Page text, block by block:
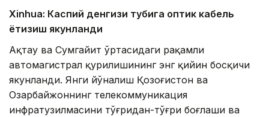
Xinhuа: Каспий денгизи тубига оптик кабель
ётқизиш якунланди
Ақтау ва Сумгайит ўртасидаги рақамли
автомагистрал қурилишининг энг қийин босқичи
якунланди. Янги йўналиш Қозоғистон ва
Озарбайжоннинг телекоммуникация
инфратузилмасини тўғридан-тўғри боғлаши ва